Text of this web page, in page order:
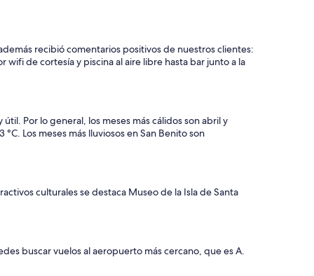
recibió comentarios positivos de nuestros clientes:
wifi de cortesía y piscina al aire libre hasta bar junto a la
Por lo general, los meses más cálidos son abril y
Los meses más lluviosos en San Benito son
culturales se destaca Museo de la Isla de Santa
buscar vuelos al aeropuerto más cercano, que es A.